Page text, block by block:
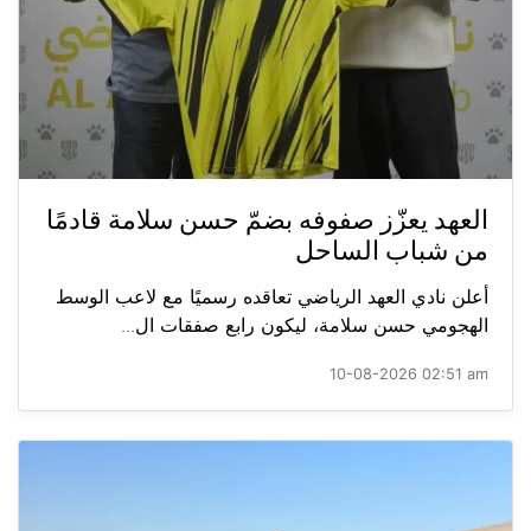
العهد يعزّز صفوفه بضمّ حسن سلامة قادمًا
من شباب الساحل
أعلن نادي العهد الرياضي تعاقده رسميًا مع لاعب الوسط
الهجومي حسن سلامة، ليكون رابع صفقات ال...
10-08-2026 02:51 am